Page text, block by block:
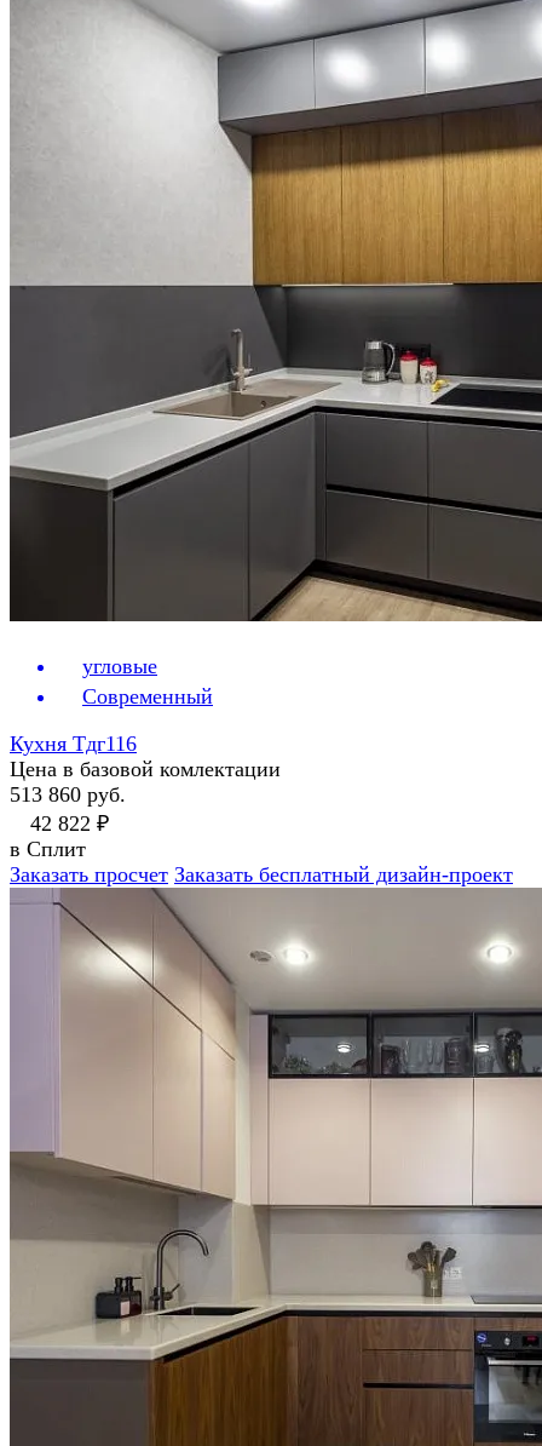
угловые
Современный
Кухня Тдг116
Цена в базовой комлектации
513 860 руб.
42 822 ₽
в Сплит
Заказать просчет Заказать бесплатный дизайн-проект